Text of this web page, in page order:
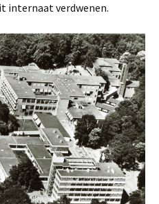
internaat verdwenen.